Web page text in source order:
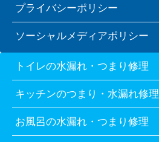
プライバシーポリシー
ソーシャルメディアポリシー
トイレの水漏れ・つまり修理
キッチンのつまり・水漏れ修理
お風呂の水漏れ・つまり修理